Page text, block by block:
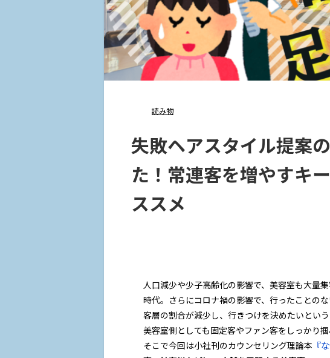
読み物
失敗ヘアスタイル提案
た！常連客を増やすキ
ススメ
人口減少や少子高齢化の影響で、美容室も大量
時代。さらにコロナ禍の影響で、行ったことの
客層の割合が減少し、行きつけを決めたいという
美容室側としても固定客やファン客をしっかり
そこで今回は小社刊のカウンセリング理論本 『